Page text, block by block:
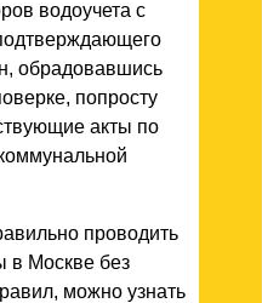
водоучета с
обрадовавшись
попросту
акты по
проводить
в Москве без
можно узнать